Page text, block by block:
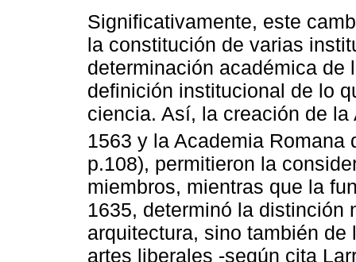
Significativamente, este
la constitución de varias
determinación académica
definición institucional de lo
ciencia. Así, la creación de
1563 y la Academia Romana
p.108), permitieron la
miembros, mientras que la
1635, determinó la distinción
arquitectura, sino también
artes liberales -según cita